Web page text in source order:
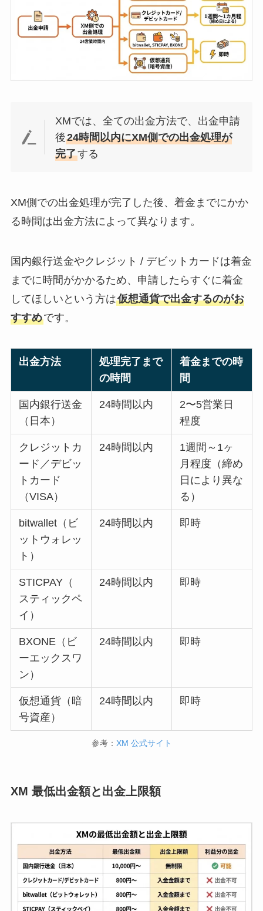
XMでは、全ての出金方法で、出金申請
後24時間以内にXM側での出金処理が
完了する
XM側での出金処理が完了した後、着金までにかか
る時間は出金方法によって異なります。
国内銀行送金やクレジット / デビットカードは着金
までに時間がかかるため、申請したらすぐに着金
してほしいという方は仮想通貨で出金するのがお
すすめです。
出金方法
処理完了まで
の時間
着金までの時
間
国内銀行送金
（日本）
24時間以内
2〜5営業日
程度
クレジットカ
ード／デビッ
トカード
（VISA）
24時間以内
1週間～1ヶ
月程度（締め
日により異な
る）
bitwallet（ビ
ットウォレッ
ト）
24時間以内 即時
STICPAY（
スティックペ
イ）
24時間以内 即時
BXONE（ビ
ーエックスワ
ン）
24時間以内 即時
仮想通貨（暗
号資産）
24時間以内 即時
参考： XM 公式サイト
XM 最低出金額と出金上限額